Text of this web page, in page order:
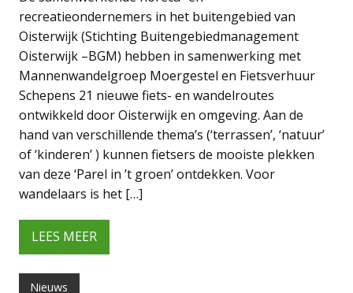
recreatieondernemers in het buitengebied van
Oisterwijk (Stichting Buitengebiedmanagement
Oisterwijk –BGM) hebben in samenwerking met
Mannenwandelgroep Moergestel en Fietsverhuur
Schepens 21 nieuwe fiets- en wandelroutes
ontwikkeld door Oisterwijk en omgeving. Aan de
hand van verschillende thema’s (‘terrassen’, ‘natuur’
of ‘kinderen’ ) kunnen fietsers de mooiste plekken
van deze ‘Parel in ’t groen’ ontdekken. Voor
wandelaars is het […]
LEES MEER
Nieuws